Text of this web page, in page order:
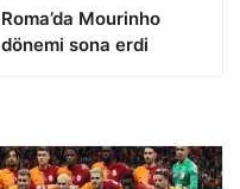
Roma’da Mourinho
dönemi sona erdi